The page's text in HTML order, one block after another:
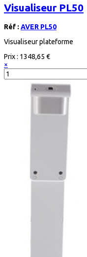
Visualiseur PL50
Réf : AVER PL50
Visualiseur plateforme
Prix : 1348,65 €
×